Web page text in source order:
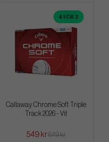
4 FÖR 3
Callaway Chrome Soft Triple
Track 2026 - Vit
549 kr649 kr